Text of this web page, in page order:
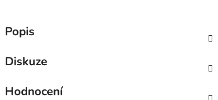
Popis
Diskuze
Hodnocení